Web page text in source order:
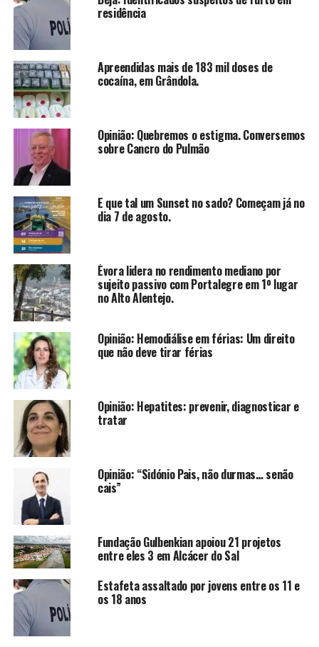
residência
Apreendidas mais de 183 mil doses de
cocaína, em Grândola.
Opinião: Quebremos o estigma. Conversemos
sobre Cancro do Pulmão
E que tal um Sunset no sado? Começam já no
dia 7 de agosto.
Évora lidera no rendimento mediano por
sujeito passivo com Portalegre em 1º lugar
no Alto Alentejo.
Opinião: Hemodiálise em férias: Um direito
que não deve tirar férias
Opinião: Hepatites: prevenir, diagnosticar e
tratar
Opinião: “Sidónio Pais, não durmas… senão
cais”
Fundação Gulbenkian apoiou 21 projetos
entre eles 3 em Alcácer do Sal
Estafeta assaltado por jovens entre os 11 e
os 18 anos